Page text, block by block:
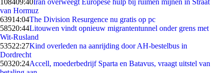
108409:40Iran overweegt Europese hulp bij ruimen mijnen in Straat
van Hormuz
63914:04The Division Resurgence nu gratis op pc
58520:44Litouwen vindt opnieuw migrantentunnel onder grens met
Wit-Rusland
53522:27Kind overleden na aanrijding door AH-bestelbus in
Dordrecht
50320:24Accell, moederbedrijf Sparta en Batavus, vraagt uitstel van